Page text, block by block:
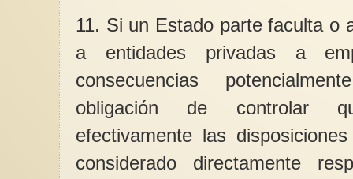
11. Si un Estado parte faculta o
a entidades privadas a
consecuencias
obligación de controlar
efectivamente las
considerado directamente